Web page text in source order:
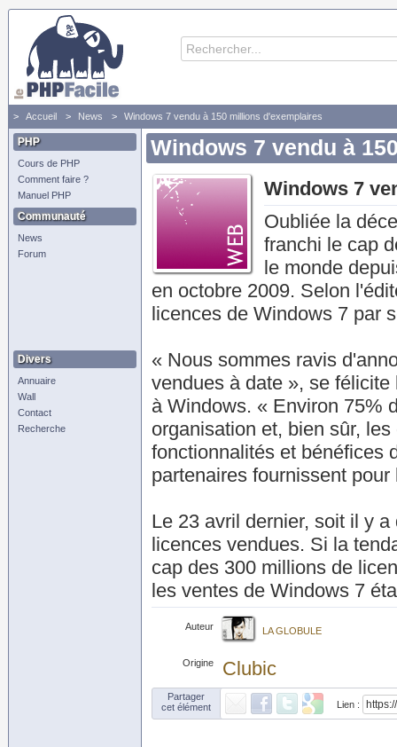
Accueil News Windows 7 vendu à 150 millions d'exemplaires
PHP
Cours de PHP
Comment faire ?
Manuel PHP
Communauté
News
Forum
Divers
Annuaire
Wall
Contact
Recherche
Windows 7 vendu à
Windows 7
Oubliée la
franchi le cap
le monde
en octobre 2009. Selon
licences de Windows 7 par
« Nous sommes ravis
vendues à date », se
à Windows. « Environ 75%
organisation et, bien sûr,
fonctionnalités et bénéfices
partenaires fournissent pour
Le 23 avril dernier, soit il y
licences vendues. Si la
cap des 300 millions de
les ventes de Windows 7
Auteur LA GLOBULE
Origine Clubic
Partager
cet élément
Lien :